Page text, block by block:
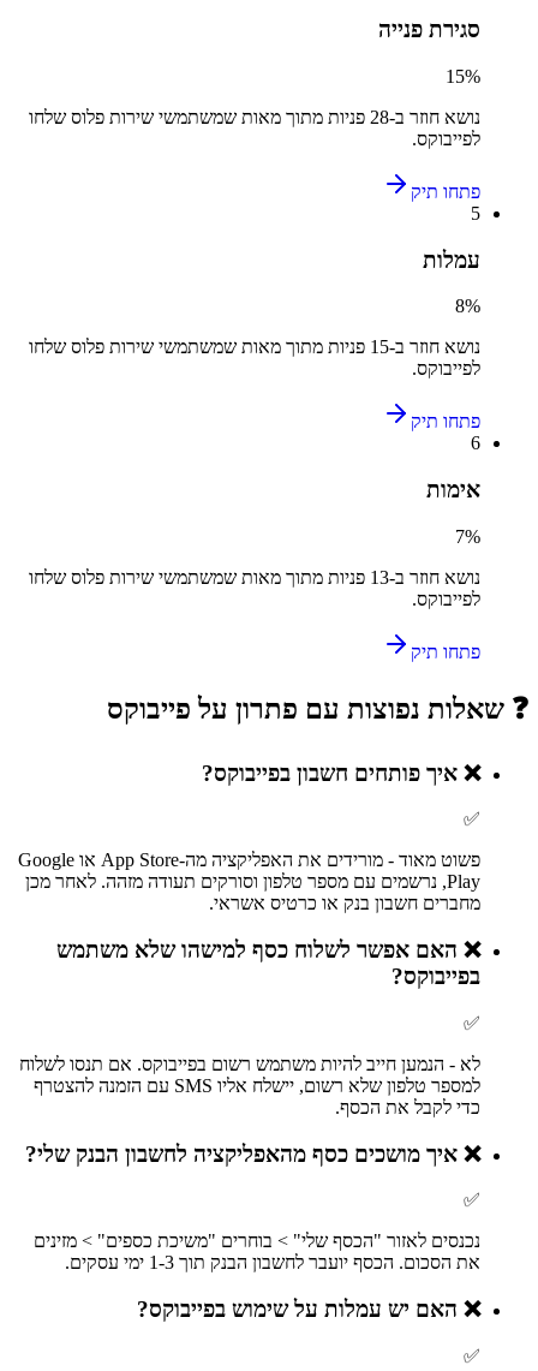
סגירת פנייה
15%
נושא חוזר ב-28 פניות מתוך מאות שמשתמשי שירות פלוס שלחו
לפייבוקס.
פתחו תיק
5
עמלות
8%
נושא חוזר ב-15 פניות מתוך מאות שמשתמשי שירות פלוס שלחו
לפייבוקס.
פתחו תיק
6
אימות
7%
נושא חוזר ב-13 פניות מתוך מאות שמשתמשי שירות פלוס שלחו
לפייבוקס.
פתחו תיק
❓ שאלות נפוצות עם פתרון על פייבוקס
❌ איך פותחים חשבון בפייבוקס?
✅
פשוט מאוד - מורידים את האפליקציה מה-App Store או Google
Play, נרשמים עם מספר טלפון וסורקים תעודה מזהה. לאחר מכן
מחברים חשבון בנק או כרטיס אשראי.
❌ האם אפשר לשלוח כסף למישהו שלא משתמש
בפייבוקס?
✅
לא - הנמען חייב להיות משתמש רשום בפייבוקס. אם תנסו לשלוח
למספר טלפון שלא רשום, יישלח אליו SMS עם הזמנה להצטרף
כדי לקבל את הכסף.
❌ איך מושכים כסף מהאפליקציה לחשבון הבנק שלי?
✅
נכנסים לאזור "הכסף שלי" > בוחרים "משיכת כספים" > מזינים
את הסכום. הכסף יועבר לחשבון הבנק תוך 1-3 ימי עסקים.
❌ האם יש עמלות על שימוש בפייבוקס?
✅